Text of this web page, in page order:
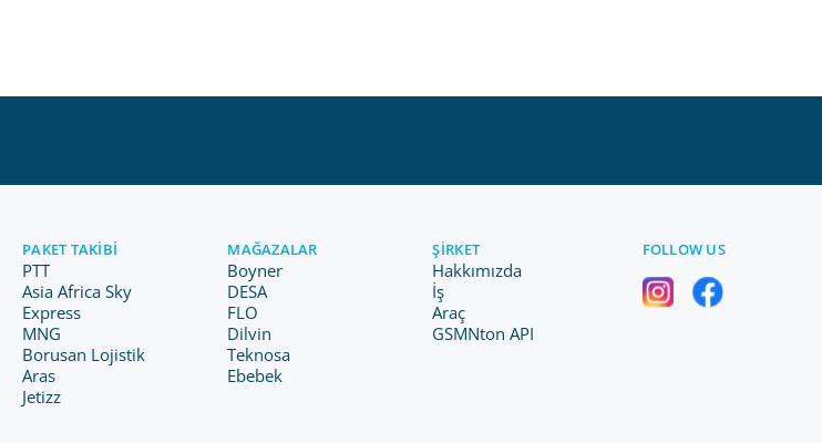
PAKET TAKIBI
PTT
Asia Africa Sky
Express
MNG
Borusan Lojistik
Aras
Jetizz
MAĞAZALAR
Boyner
DESA
FLO
Dilvin
Teknosa
Ebebek
ŞIRKET
Hakkımızda
İş
Araç
GSMNton API
FOLLOW US